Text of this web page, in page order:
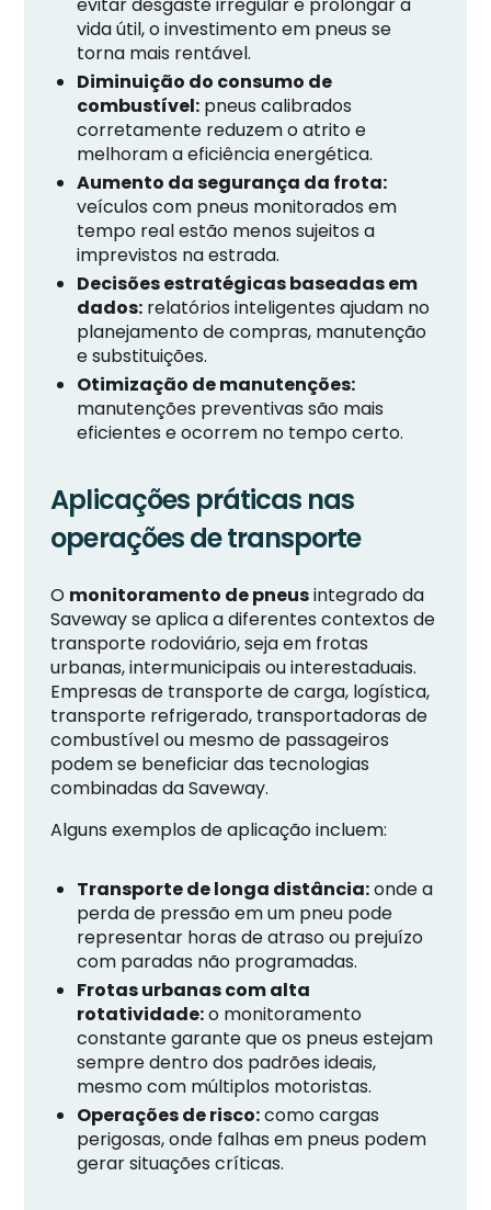
vida útil, o investimento em pneus se
torna mais rentável.
Diminuição do consumo de
combustível: pneus calibrados
corretamente reduzem o atrito e
melhoram a eficiência energética.
Aumento da segurança da frota:
veículos com pneus monitorados em
tempo real estão menos sujeitos a
imprevistos na estrada.
Decisões estratégicas baseadas em
dados: relatórios inteligentes ajudam no
planejamento de compras, manutenção
e substituições.
Otimização de manutenções:
manutenções preventivas são mais
eficientes e ocorrem no tempo certo.
Aplicações práticas nas
operações de transporte
O monitoramento de pneusintegrado da
Saveway se aplica a diferentes contextos de
transporte rodoviário, seja em frotas
urbanas, intermunicipais ou interestaduais.
Empresas de transporte de carga, logística,
transporte refrigerado, transportadoras de
combustível ou mesmo de passageiros
podem se beneficiar das tecnologias
combinadas da Saveway.
Alguns exemplos de aplicação incluem:
Transporte de longa distância:onde a
perda de pressão em um pneu pode
representar horas de atraso ou prejuízo
com paradas não programadas.
Frotas urbanas com alta
rotatividade:o monitoramento
constante garante que os pneus estejam
sempre dentro dos padrões ideais,
mesmo com múltiplos motoristas.
Operações de risco:como cargas
perigosas, onde falhas em pneus podem
gerar situações críticas.